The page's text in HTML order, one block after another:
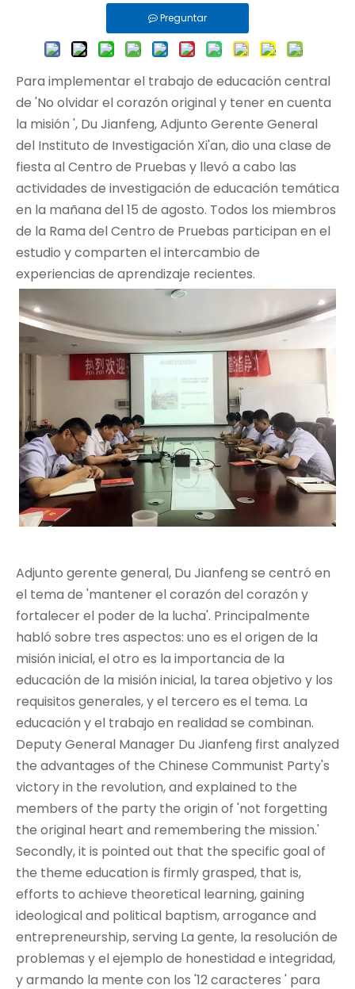
Preguntar
Para implementar el trabajo de educación central
de 'No olvidar el corazón original y tener en cuenta
la misión ', Du Jianfeng, Adjunto Gerente General
del Instituto de Investigación Xi'an, dio una clase de
fiesta al Centro de Pruebas y llevó a cabo las
actividades de investigación de educación temática
en la mañana del 15 de agosto. Todos los miembros
de la Rama del Centro de Pruebas participan en el
estudio y comparten el intercambio de
experiencias de aprendizaje recientes.
Adjunto gerente general, Du Jianfeng se centró en
el tema de 'mantener el corazón del corazón y
fortalecer el poder de la lucha'. Principalmente
habló sobre tres aspectos: uno es el origen de la
misión inicial, el otro es la importancia de la
educación de la misión inicial, la tarea objetivo y los
requisitos generales, y el tercero es el tema. La
educación y el trabajo en realidad se combinan.
Deputy General Manager Du Jianfeng first analyzed
the advantages of the Chinese Communist Party's
victory in the revolution, and explained to the
members of the party the origin of 'not forgetting
the original heart and remembering the mission.'
Secondly, it is pointed out that the specific goal of
the theme education is firmly grasped, that is,
efforts to achieve theoretical learning, gaining
ideological and political baptism, arrogance and
entrepreneurship, serving La gente, la resolución de
problemas y el ejemplo de honestidad e integridad,
y armando la mente con los '12 caracteres ' para